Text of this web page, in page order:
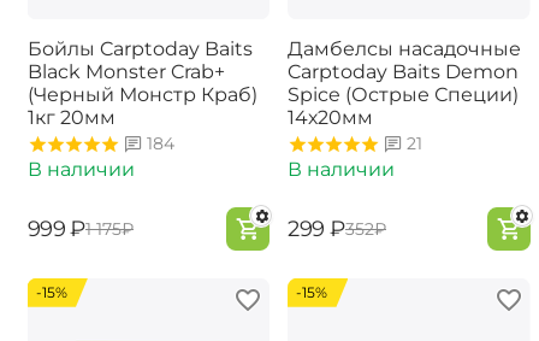
Бойлы Carptoday Baits
Black Monster Crab+
(Черный Монстр Краб)
1кг 20мм
184
В наличии
‍999‍ ₽‍1 175‍₽
Дамбелсы насадочные
Carptoday Baits Demon
Spice (Острые Специи)
14х20мм
21
В наличии
‍299‍ ₽‍352‍₽
-15% -15%